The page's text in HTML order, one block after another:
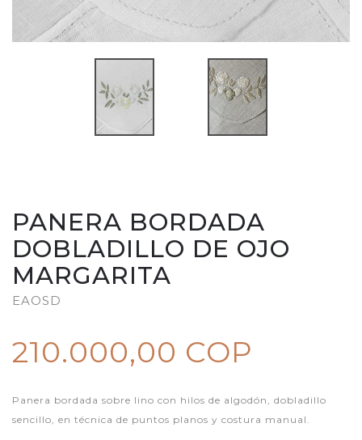
PANERA BORDADA
DOBLADILLO DE OJO
MARGARITA
EAOSD
210.000,00 COP
Panera bordada sobre lino con hilos de algodón, dobladillo
sencillo, en técnica de puntos planos y costura manual.